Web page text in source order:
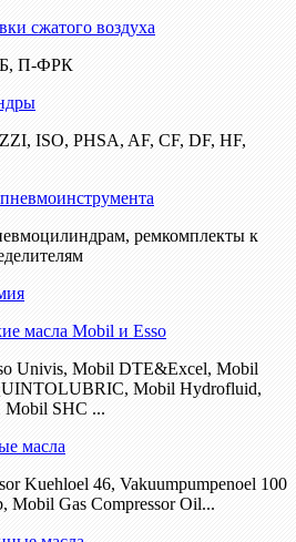
сжатого воздуха
П-ФРК
ISO, PHSA, AF, CF, DF, HF,
ремкомплекты к
масла Mobil и Esso
Univis, Mobil DTE&Excel, Mobil
Mobil Hydrofluid,
Mobil SHC ...
масла
Kuehloel 46, Vakuumpumpenoel 100
Mobil Gas Compressor Oil...